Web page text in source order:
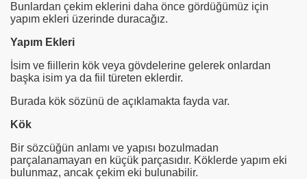
Bunlardan çekim eklerini daha önce gördüğümüz için
yapım ekleri üzerinde duracağız.
Yapım Ekleri
İsim ve fiillerin kök veya gövdelerine gelerek onlardan
başka isim ya da fiil türeten eklerdir.
Burada kök sözünü de açıklamakta fayda var.
Kök
Bir sözcüğün anlamı ve yapısı bozulmadan
parçalanamayan en küçük parçasıdır. Köklerde yapım eki
bulunmaz, ancak çekim eki bulunabilir.